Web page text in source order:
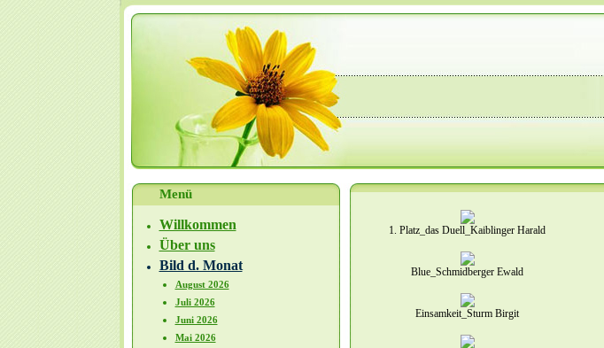
Menü
Willkommen
Über uns
Bild d. Monat
August 2026
Juli 2026
Juni 2026
Mai 2026
1. Platz_das Duell_Kaiblinger Harald
Blue_Schmidberger Ewald
Einsamkeit_Sturm Birgit